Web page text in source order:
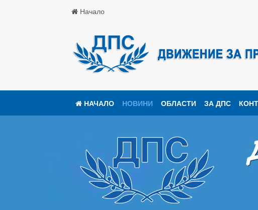
Начало
НАЧАЛО НОВИНИ ОБЛАСТИ ЗА ДПС